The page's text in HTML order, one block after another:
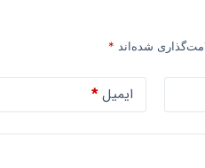
شده‌اند *
ایمیل*